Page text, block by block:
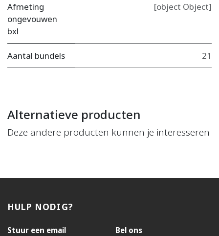
Afmeting
ongevouwen
bxl
[object Object]
Aantal bundels 21
Alternatieve producten
Deze andere producten kunnen je interesseren
HULP NODIG?
Stuur een email Bel ons